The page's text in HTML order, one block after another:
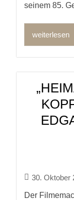
seinem 85.
weiterlesen
30. Oktober
Der